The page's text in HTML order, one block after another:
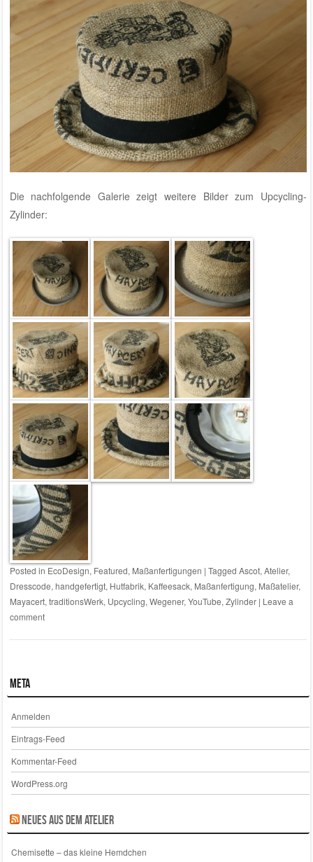
Die nachfolgende Galerie zeigt weitere Bilder zum Upcycling-
Zylinder:
Posted in EcoDesign, Featured, Maßanfertigungen | Tagged Ascot, Atelier,
Dresscode, handgefertigt, Hutfabrik, Kaffeesack, Maßanfertigung, Maßatelier,
Mayacert, traditionsWerk, Upcycling, Wegener, YouTube, Zylinder | Leave a
comment
Meta
Anmelden
Eintrags-Feed
Kommentar-Feed
WordPress.org
Neues aus dem Atelier
Chemisette – das kleine Hemdchen